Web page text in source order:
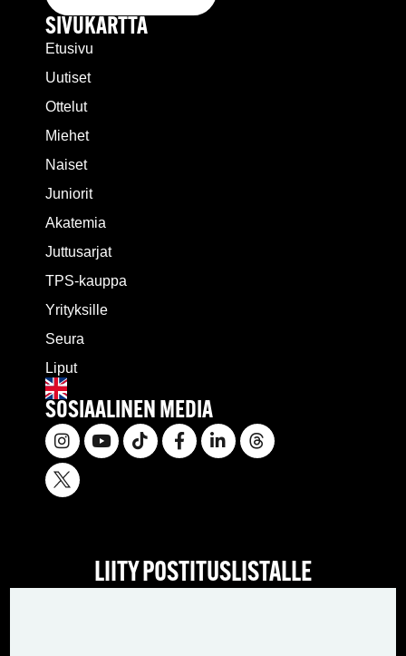
SIVUKARTTA
Etusivu
Uutiset
Ottelut
Miehet
Naiset
Juniorit
Akatemia
Juttusarjat
TPS-kauppa
Yrityksille
Seura
Liput
SOSIAALINEN MEDIA
LIITY POSTITUSLISTALLE